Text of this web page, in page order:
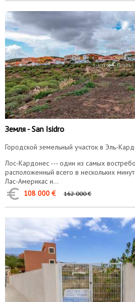
Земля - San Isidro
Городской земельный участок в Эль-
Лос-Кардонес --- один из самых
расположенный всего в нескольких
Лас-Америкас и...
108 000 €
162 000 €